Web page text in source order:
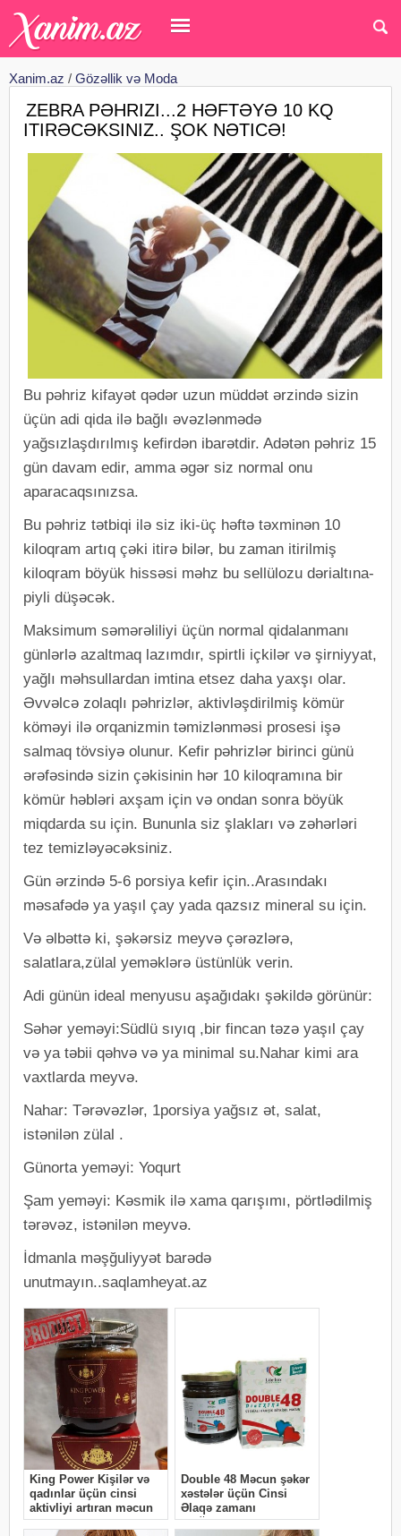
Xanim.az / Gözəllik və Moda
ZEBRA PƏHRIZI...2 HƏFTƏYƏ 10 KQ
ITIRƏCƏKSINIZ.. ŞOK NƏTICƏ!
Bu pəhriz kifayət qədər uzun müddət ərzində sizin
üçün adi qida ilə bağlı əvəzlənmədə
yağsızlaşdırılmış kefirdən ibarətdir. Adətən pəhriz 15
gün davam edir, amma əgər siz normal onu
aparacaqsınızsa.
Bu pəhriz tətbiqi ilə siz iki-üç həftə təxminən 10
kiloqram artıq çəki itirə bilər, bu zaman itirilmiş
kiloqram böyük hissəsi məhz bu sellülozu dərialtına-
piyli düşəcək.
Maksimum səmərəliliyi üçün normal qidalanmanı
günlərlə azaltmaq lazımdır, spirtli içkilər və şirniyyat,
yağlı məhsullardan imtina etsez daha yaxşı olar.
Əvvəlcə zolaqlı pəhrizlər, aktivləşdirilmiş kömür
köməyi ilə orqanizmin təmizlənməsi prosesi işə
salmaq tövsiyə olunur. Kefir pəhrizlər birinci günü
ərəfəsində sizin çəkisinin hər 10 kiloqramına bir
kömür həbləri axşam için və ondan sonra böyük
miqdarda su için. Bununla siz şlakları və zəhərləri
tez temizləyəcəksiniz.
Gün ərzində 5-6 porsiya kefir için..Arasındakı
məsafədə ya yaşıl çay yada qazsız mineral su için.
Və əlbəttə ki, şəkərsiz meyvə çərəzlərə,
salatlara,zülal yeməklərə üstünlük verin.
Adi günün ideal menyusu aşağıdakı şəkildə görünür:
Səhər yeməyi:Südlü sıyıq ,bir fincan təzə yaşıl çay
və ya təbii qəhvə və ya minimal su.Nahar kimi ara
vaxtlarda meyvə.
Nahar: Tərəvəzlər, 1porsiya yağsız ət, salat,
istənilən zülal .
Günorta yeməyi: Yoqurt
Şam yeməyi: Kəsmik ilə xama qarışımı, pörtlədilmiş
tərəvəz, istənilən meyvə.
İdmanla məşğuliyyət barədə
unutmayın..saqlamheyat.az